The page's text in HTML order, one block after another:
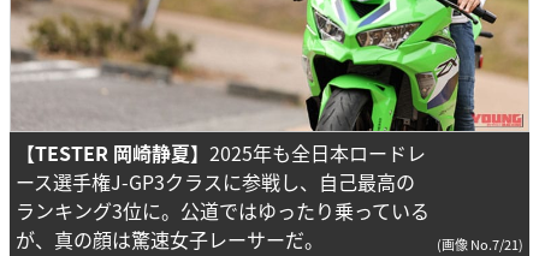
【TESTER 岡崎静夏】 2025年も全日本ロードレ
ース選手権J-GP3クラスに参戦し、自己最高の
ランキング3位に。公道ではゆったり乗っている
が、真の顔は驚速女子レーサーだ。
(画像 No.7/21)